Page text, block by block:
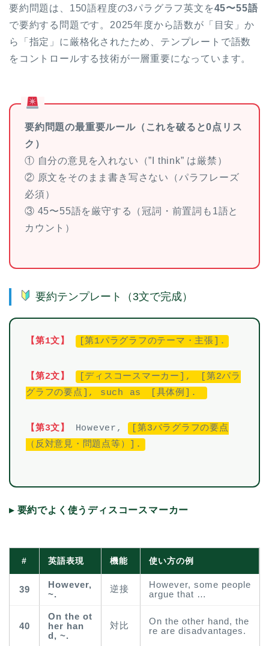
要約問題は、150語程度の3パラグラフ英文を45〜55語
で要約する問題です。2025年度から語数が「目安」か
ら「指定」に厳格化されたため、テンプレートで語数
をコントロールする技術が一層重要になっています。
要約問題の最重要ルール（これを破ると0点リス
ク）
① 自分の意見を入れない（”I think” は厳禁）
② 原文をそのまま書き写さない（パラフレーズ
必須）
③ 45〜55語を厳守する（冠詞・前置詞も1語と
カウント）
要約テンプレート（3文で完成）
【第1文】 [第1パラグラフのテーマ・主張].
【第2文】 [ディスコースマーカー],
[第2パラ
グラフの要点], such as
[具体例].
【第3文】 However,
[第3パラグラフの要点
（反対意見・問題点等）].
▸ 要約でよく使うディスコースマーカー
# 英語表現 機能 使い方の例
39
However,
~.
逆接
However, some people
argue that …
40
On the ot
her han
d, ~.
対比
On the other hand, the
re are disadvantages.